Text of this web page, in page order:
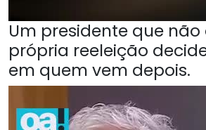
Um presidente que
própria reeleição
em quem vem depois.